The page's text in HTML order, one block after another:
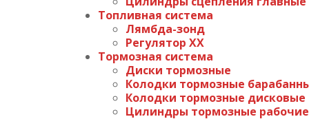
Топливная система
Лямбда-зонд
Регулятор ХХ
Тормозная система
Диски тормозные
Колодки тормозные
Колодки тормозные дисковые
Цилиндры тормозные рабочие